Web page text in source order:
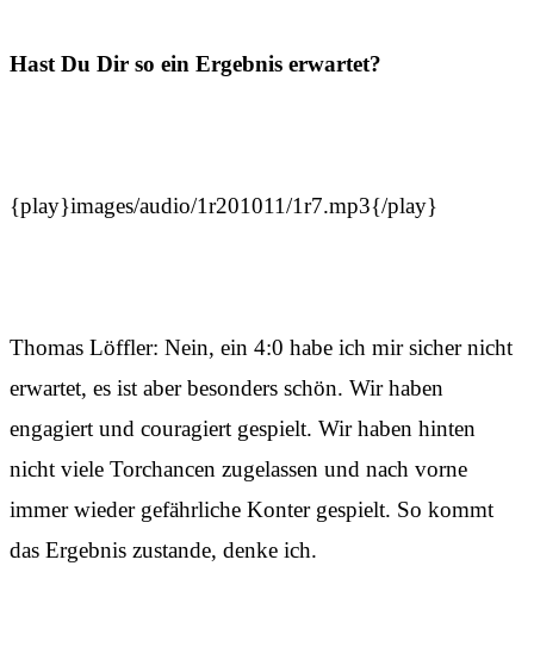
Hast Du Dir so ein Ergebnis erwartet?
{play}images/audio/1r201011/1r7.mp3{/play}
Thomas Löffler: Nein, ein 4:0 habe ich mir sicher nicht
erwartet, es ist aber besonders schön. Wir haben
engagiert und couragiert gespielt. Wir haben hinten
nicht viele Torchancen zugelassen und nach vorne
immer wieder gefährliche Konter gespielt. So kommt
das Ergebnis zustande, denke ich.